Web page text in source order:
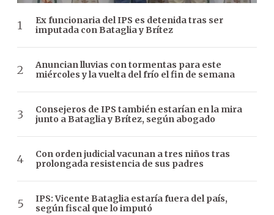
Ex funcionaria del IPS es detenida tras ser
imputada con Bataglia y Brítez
Anuncian lluvias con tormentas para este
miércoles y la vuelta del frío el fin de semana
Consejeros de IPS también estarían en la mira
junto a Bataglia y Brítez, según abogado
Con orden judicial vacunan a tres niños tras
prolongada resistencia de sus padres
IPS: Vicente Bataglia estaría fuera del país,
según fiscal que lo imputó